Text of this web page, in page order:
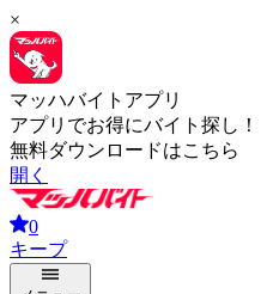
×
マッハバイトアプリ
アプリでお得にバイト探し！
無料ダウンロードはこちら
開く
0
キープ